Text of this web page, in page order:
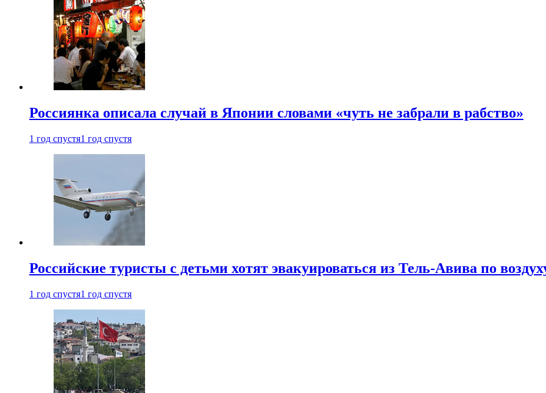
Россиянка описала случай в Японии словами «чуть не забрали в рабство»
1 год спустя1 год спустя
Российские туристы с детьми хотят эвакуироваться из Тель-Авива по
1 год спустя1 год спустя